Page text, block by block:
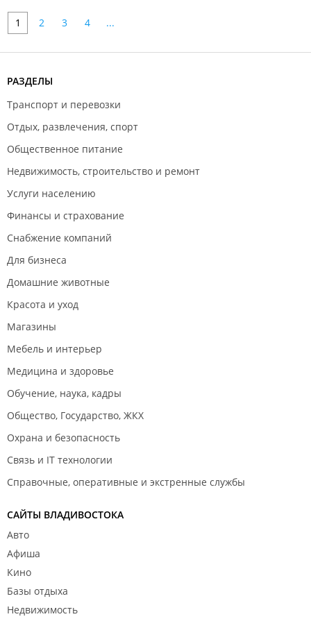
1 2 3 4 ...
РАЗДЕЛЫ
Транспорт и перевозки
Отдых, развлечения, спорт
Общественное питание
Недвижимость, строительство и ремонт
Услуги населению
Финансы и страхование
Снабжение компаний
Для бизнеса
Домашние животные
Красота и уход
Магазины
Мебель и интерьер
Медицина и здоровье
Обучение, наука, кадры
Общество, Государство, ЖКХ
Охрана и безопасность
Связь и IT технологии
Справочные, оперативные и экстренные службы
САЙТЫ ВЛАДИВОСТОКА
Авто
Афиша
Кино
Базы отдыха
Недвижимость